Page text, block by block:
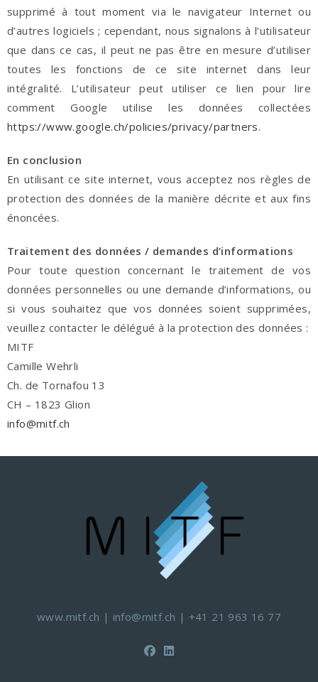
supprimé à tout moment via le navigateur Internet ou
d’autres logiciels ; cependant, nous signalons à l’utilisateur
que dans ce cas, il peut ne pas être en mesure d’utiliser
toutes les fonctions de ce site internet dans leur
intégralité. L’utilisateur peut utiliser ce lien pour lire
comment Google utilise les données collectées
https://www.google.ch/policies/privacy/partners.
En conclusion
En utilisant ce site internet, vous acceptez nos règles de
protection des données de la manière décrite et aux fins
énoncées.
Traitement des données / demandes d’informations
Pour toute question concernant le traitement de vos
données personnelles ou une demande d’informations, ou
si vous souhaitez que vos données soient supprimées,
veuillez contacter le délégué à la protection des données :
MITF
Camille Wehrli
Ch. de Tornafou 13
CH – 1823 Glion
info@mitf.ch
www.mitf.ch | info@mitf.ch | +41 21 963 16 77